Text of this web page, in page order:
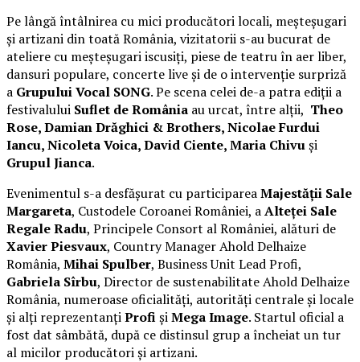
Pe lângă întâlnirea cu mici producători locali, meșteșugari
și artizani din toată România, vizitatorii s-au bucurat de
ateliere cu meșteșugari iscusiți, piese de teatru în aer liber,
dansuri populare, concerte live și de o intervenție surpriză
a Grupului Vocal SONG. Pe scena celei de-a patra ediții a
festivalului Suflet de România au urcat, între alții, Theo
Rose, Damian Drăghici & Brothers, Nicolae Furdui
Iancu, Nicoleta Voica, David Ciente, Maria Chivuși
Grupul Jianca.
Evenimentul s-a desfășurat cu participareaMajestății Sale
Margareta, Custodele Coroanei României, aAlteței Sale
Regale Radu, Principele Consort al României, alături de
Xavier Piesvaux, Country Manager Ahold Delhaize
România, Mihai Spulber, Business Unit Lead Profi,
Gabriela Sîrbu, Director de sustenabilitate Ahold Delhaize
România, numeroase oficialități, autorități centrale și locale
și alți reprezentanțiProfișiMega Image. Startul oficial a
fost dat sâmbătă, după ce distinsul grup a încheiat un tur
al micilor producători și artizani.